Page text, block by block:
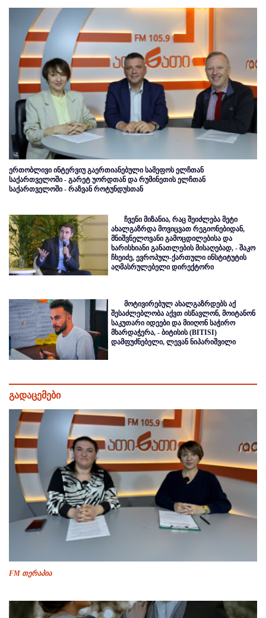
ერთობლივი ინტერვიუ გაერთიანებული სამეფოს ელჩთან
საქართველოში - გარეტ უორდთან და რუმინეთის ელჩთან
საქართველოში - რაზვან როტუნდუსთან
ჩვენი მიზანია, რაც შეიძლება მეტი
ახალგაზრდა მოვიცვათ რეგიონებიდან,
მნიშვნელოვანი გამოცდილებისა და
ხარისხიანი განათლების მისაღებად, - შაკო
ჩხეიძე, ევროპულ-ქართული ინსტიტუტის
აღმასრულებელი დირექტორი
მოტივირებულ ახალგაზრდებს აქ
შესაძლებლობა აქვთ ისწავლონ, მოიტანონ
საკუთარი იდეები და მიიღონ საჭირო
მხარდაჭერა, - ბიტისის (BITISI)
დამფუძნებელი, ლევან ნიპარიშვილი
გადაცემები
FM თერაპია